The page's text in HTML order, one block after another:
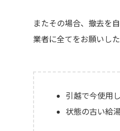
またその場合、撤去を
業者に全てをお願いし
引越で今使用
状態の古い給